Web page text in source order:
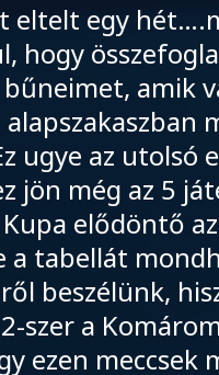
eltelt egy
hogy
amik
ugye az
jön még az 5
elődöntő
a tabellát
beszélünk,
szer a
ezen meccsek